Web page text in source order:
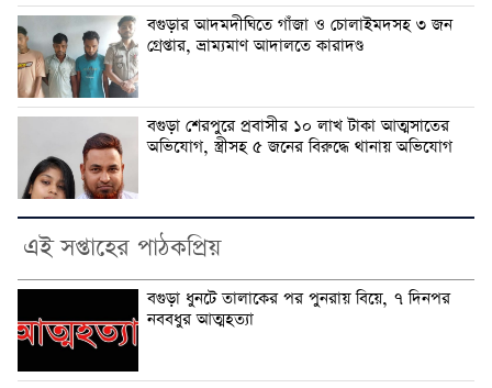
বগুড়ার আদমদীঘিতে গাঁজা ও চোলাইমদসহ ৩ জন
গ্রেপ্তার, ভ্রাম্যমাণ আদালতে কারাদণ্ড
বগুড়া শেরপুরে প্রবাসীর ১০ লাখ টাকা আত্মসাতের
অভিযোগ, স্ত্রীসহ ৫ জনের বিরুদ্ধে থানায় অভিযোগ
এই সপ্তাহের পাঠকপ্রিয়
বগুড়া ধুনটে তালাকের পর পুনরায় বিয়ে, ৭ দিনপর
নববধুর আত্মহত্যা